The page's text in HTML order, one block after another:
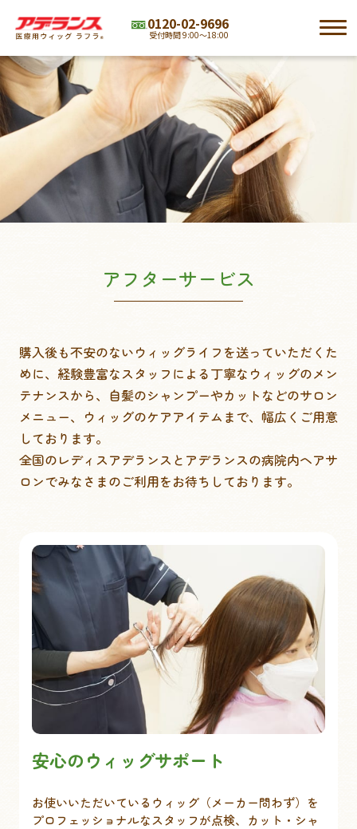
0120-02-9696
受付時間 9:00～18:00
アデランスの医療用ウィッグ ラフラ®TOP
ラインナップ
初めての方へ
サービス
外見ケア・お役立ちグッズ
アフターサービス
購入後も不安のないウィッグライフを送っていただくた
めに、 経験豊富なスタッフによる丁寧なウィッグのメン
テナンスから、 自髪のシャンプーやカットなどのサロン
メニュー、 ウィッグのケアアイテムまで、幅広くご用意
しております。
全国のレディスアデランスとアデランスの病院内ヘアサ
ロンでみなさまのご利用をお待ちしております。
安心のウィッグサポート
お使いいただいているウィッグ（メーカー問わず）を
プロフェッショナルなスタッフが点検、カット・シャ